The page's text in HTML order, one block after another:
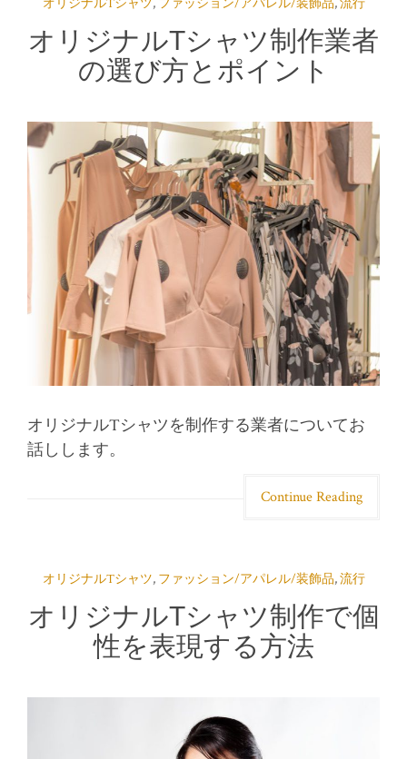
オリジナルTシャツ, ファッション/アパレル/装飾品,流行
オリジナルTシャツ制作業者
の選び方とポイント
オリジナルTシャツを制作する業者についてお
話しします。
Continue Reading
オリジナルTシャツ, ファッション/アパレル/装飾品,流行
オリジナルTシャツ制作で個
性を表現する方法